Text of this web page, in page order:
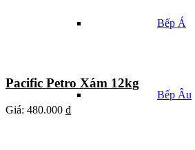
Bếp Á
Bếp Âu
Pacific Petro Xám 12kg
Giá: 480.000 ₫